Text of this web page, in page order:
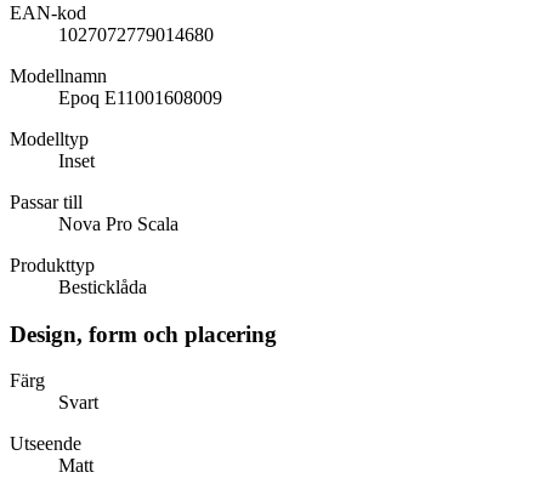
EAN-kod
1027072779014680
Modellnamn
Epoq E11001608009
Modelltyp
Inset
Passar till
Nova Pro Scala
Produkttyp
Besticklåda
Design, form och placering
Färg
Svart
Utseende
Matt